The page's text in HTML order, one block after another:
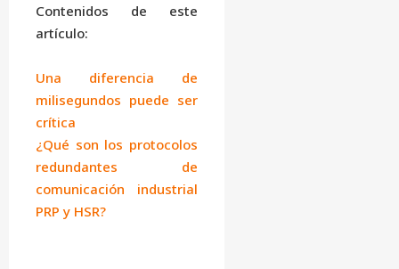
Contenidos de este
artículo:
Una diferencia de
milisegundos puede ser
crítica
¿Qué son los protocolos
redundantes de
comunicación industrial
PRP y HSR?